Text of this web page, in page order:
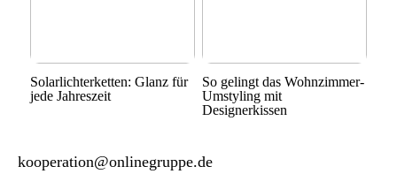
Solarlichterketten: Glanz für
jede Jahreszeit
So gelingt das Wohnzimmer-
Umstyling mit
Designerkissen
kooperation@onlinegruppe.de